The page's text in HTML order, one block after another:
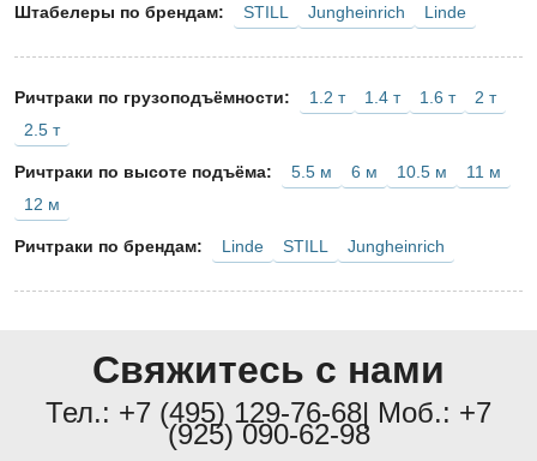
Штабелеры по брендам: STILL Jungheinrich Linde
Ричтраки по грузоподъёмности: 1.2 т 1.4 т 1.6 т
2 т
2.5 т
Ричтраки по высоте подъёма: 5.5 м 6 м 10.5 м
11 м
12 м
Ричтраки по брендам: Linde STILL Jungheinrich
Свяжитесь с нами
Тел.: +7 (495) 129-76-68| Моб.: +7
(925) 090-62-98